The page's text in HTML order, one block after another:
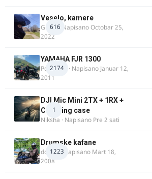
616
Veselo, kamere
GR 46· NapisanoOctobar 25,
2022
2174
YAMAHA FJR 1300
Petartdm · Napisano Januar 12,
2011
1
DJI Mic Mini 2TX + 1RX +
Charging case
Niksha · Napisano Pre 2 sati
1223
Drumske kafane
doktor· Napisano Mart 18,
2008